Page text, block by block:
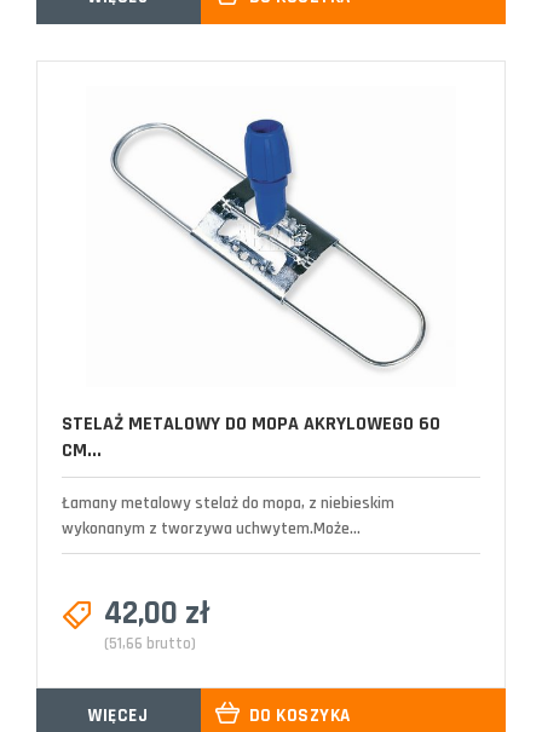
STELAŻ METALOWY DO MOPA AKRYLOWEGO 60
CM...
Łamany metalowy stelaż do mopa, z niebieskim
wykonanym z tworzywa uchwytem.Może...
42,00 zł
(51,66 brutto)
WIĘCEJ DO KOSZYKA